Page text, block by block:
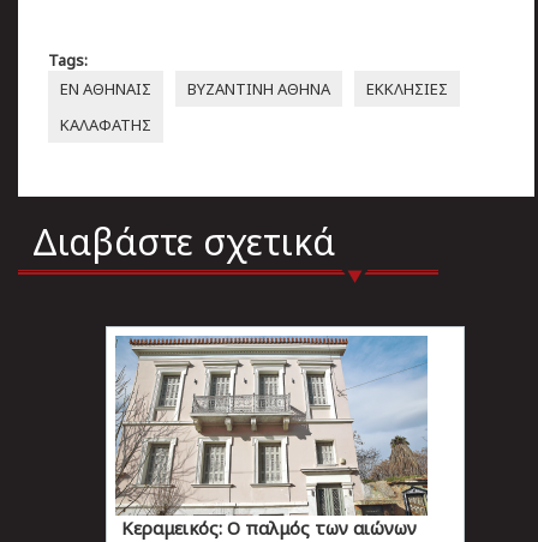
Tags:
ΕΝ ΑΘΗΝΑΙΣ
ΒΥΖΑΝΤΙΝΗ ΑΘΗΝΑ
ΕΚΚΛΗΣΙΕΣ
ΚΑΛΑΦΑΤΗΣ
Διαβάστε σχετικά
Κεραμεικός: Ο παλμός των αιώνων